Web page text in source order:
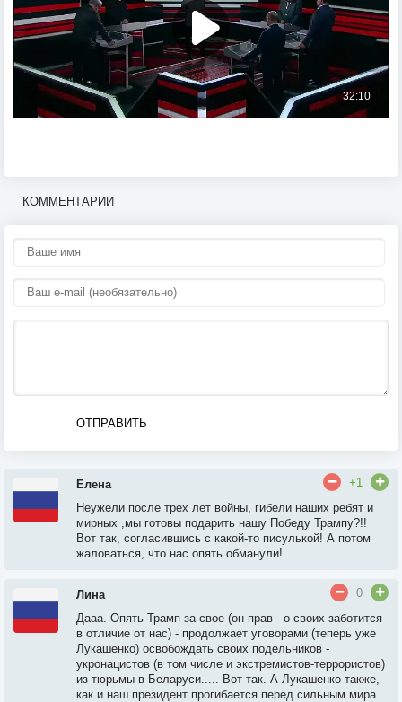
КОММЕНТАРИИ
ОТПРАВИТЬ
Елена
+1
Неужели после трех лет войны, гибели наших ребят и
мирных ,мы готовы подарить нашу Победу Трампу?!!
Вот так, согласившись с какой-то писулькой! А потом
жаловаться, что нас опять обманули!
Лина
0
Дааа. Опять Трамп за свое (он прав - о своих заботится
в отличие от нас) - продолжает уговорами (теперь уже
Лукашенко) освобождать своих подельников -
укронацистов (в том числе и экстремистов-террористов)
из тюрьмы в Беларуси..... Вот так. А Лукашенко также,
как и наш президент прогибается перед сильным мира